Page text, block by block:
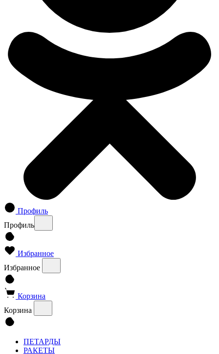
Профиль
Профиль
Избранное
Избранное
Корзина
Корзина
ПЕТАРДЫ
РАКЕТЫ